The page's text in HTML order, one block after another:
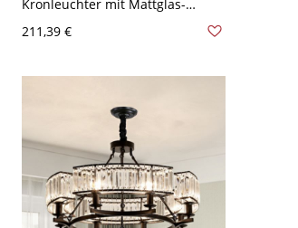
Kronleuchter mit Mattglas-
Schirmen & Skulpturrelief-Details
- 110V-120V 7
211,39 €